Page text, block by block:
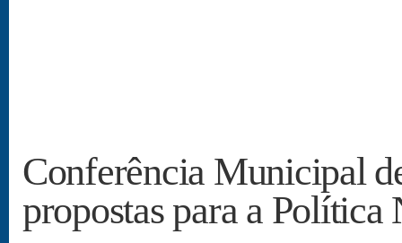
Conferência Municipal
propostas para a